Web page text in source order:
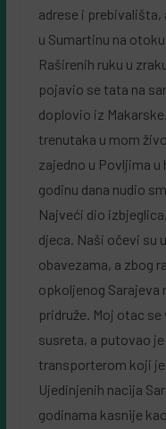
adrese i
u Sumartinu na
Raširenih ruku u
pojavio se tata na
doplovio iz
trenutaka u mom
zajedno u Povljima u
godinu dana nudio
Najveći dio
djeca. Naši očevi su
obavezama, a zbog
opkoljenog Sarajeva
pridruže. Moj otac
susreta, a putovao
transporterom koji
Ujedinjenih nacija
godinama kasnije